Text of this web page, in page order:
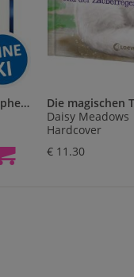
Soul Wings (Band 1) - Die Prophezeiung der magischen Vögel
Daisy Meadows
Hardcover
€ 11.30